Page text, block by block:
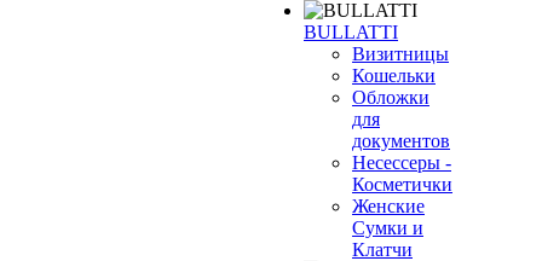
BULLATTI
Визитницы
Кошельки
Обложки
для
документов
Несессеры -
Косметички
Женские
Сумки и
Клатчи